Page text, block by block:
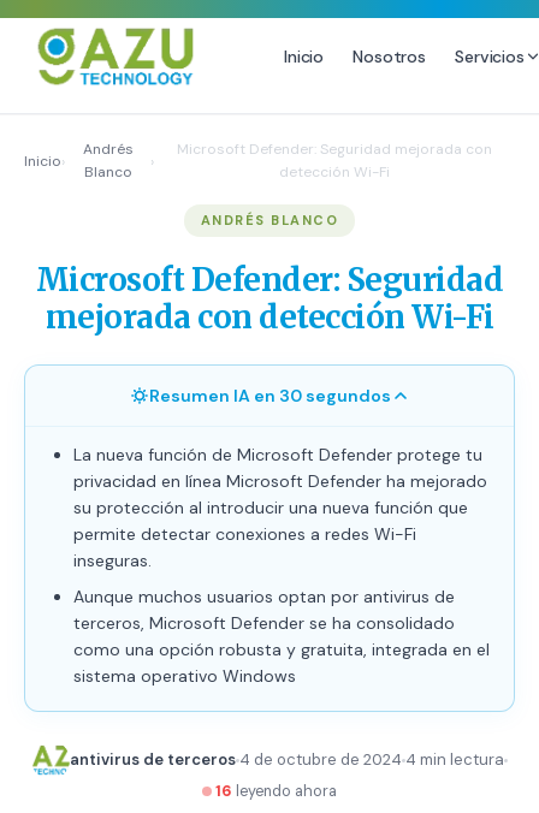
Inicio Nosotros Servicios
Email Marketing y SMS
Publicidad Digital
Growth Youtube ↗
Producción de Videos
Inicio›
Andrés
Blanco
›
Microsoft Defender: Seguridad mejorada con
detección Wi-Fi
ANDRÉS BLANCO
Microsoft Defender: Seguridad
mejorada con detección Wi-Fi
Resumen IA en 30 segundos
La nueva función de Microsoft Defender protege tu
privacidad en línea Microsoft Defender ha mejorado
su protección al introducir una nueva función que
permite detectar conexiones a redes Wi-Fi
inseguras.
Aunque muchos usuarios optan por antivirus de
terceros, Microsoft Defender se ha consolidado
como una opción robusta y gratuita, integrada en el
sistema operativo Windows
antivirus de terceros 4 de octubre de 2024 4 min lectura
15 leyendo ahora